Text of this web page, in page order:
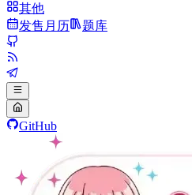
其他
发售月历
题库
GitHub